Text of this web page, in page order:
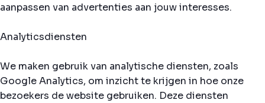
aanpassen van advertenties aan jouw interesses.
Analyticsdiensten
We maken gebruik van analytische diensten, zoals
Google Analytics, om inzicht te krijgen in hoe onze
bezoekers de website gebruiken. Deze diensten